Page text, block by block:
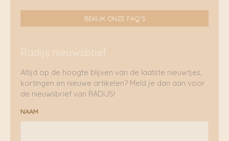
BEKIJK ONZE FAQ'S
Radijs nieuwsbrief
Altijd op de hoogte blijven van de laatste nieuwtjes,
kortingen en nieuwe artikelen? Meld je dan aan voor
de nieuwsbrief van RADIJS!
NAAM